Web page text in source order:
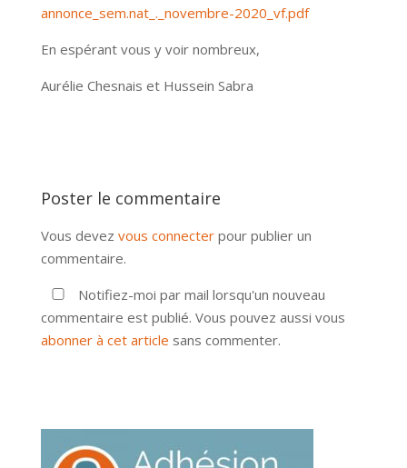
annonce_sem.nat_._novembre-2020_vf.pdf
En espérant vous y voir nombreux,
Aurélie Chesnais et Hussein Sabra
Poster le commentaire
Vous devez vous connecterpour publier un
commentaire.
Notifiez-moi par mail lorsqu'un nouveau
commentaire est publié. Vous pouvez aussi vous
abonner à cet article sans commenter.